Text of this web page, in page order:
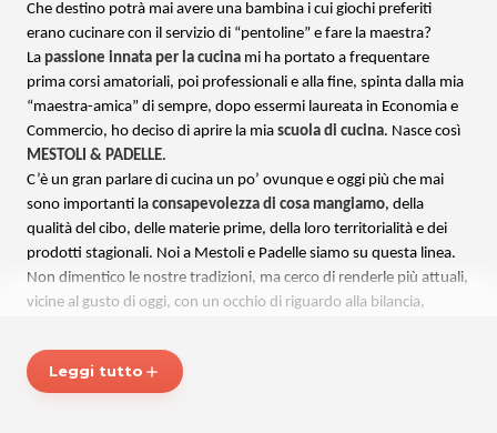
Che destino potrà mai avere una bambina i cui giochi preferiti
erano cucinare con il servizio di “pentoline” e fare la maestra?
La passione innata per la cucina mi ha portato a frequentare
prima corsi amatoriali, poi professionali e alla fine, spinta dalla mia
“maestra-amica” di sempre, dopo essermi laureata in Economia e
Commercio, ho deciso di aprire la mia scuola di cucina. Nasce così
MESTOLI & PADELLE.
C’è un gran parlare di cucina un po’ ovunque e oggi più che mai
sono importanti la consapevolezza di cosa mangiamo, della
qualità del cibo, delle materie prime, della loro territorialità e dei
prodotti stagionali. Noi a Mestoli e Padelle siamo su questa linea.
Non dimentico le nostre tradizioni, ma cerco di renderle più attuali,
vicine al gusto di oggi, con un occhio di riguardo alla bilancia,
utilizzarespezie ed erbe aromatiche
I
corsi principali organizzati
Leggi tutto add